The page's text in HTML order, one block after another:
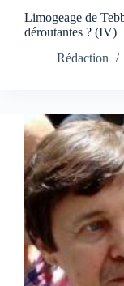
Limogeage de
déroutantes ? (IV)
Rédaction